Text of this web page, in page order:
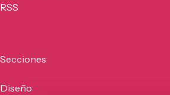
RSS
Secciones
Diseño